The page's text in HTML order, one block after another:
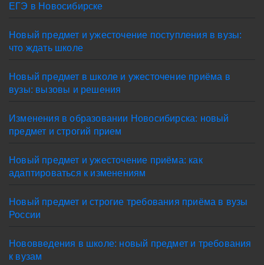
ЕГЭ в Новосибирске
Новый предмет и ужесточение поступления в вузы:
что ждать школе
Новый предмет в школе и ужесточение приёма в
вузы: вызовы и решения
Изменения в образовании Новосибирска: новый
предмет и строгий прием
Новый предмет и ужесточение приёма: как
адаптироваться к изменениям
Новый предмет и строгие требования приёма в вузы
России
Нововведения в школе: новый предмет и требования
к вузам